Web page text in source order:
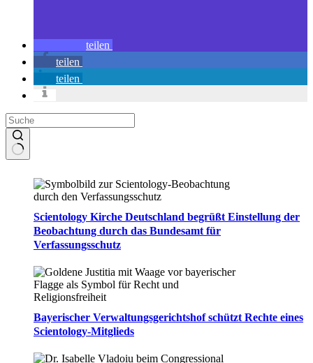
teilen
teilen
teilen
Ergebnisse
Scientology Kirche Deutschland begrüßt Einstellung der
Beobachtung durch das Bundesamt für
Verfassungsschutz
Bayerischer Verwaltungsgerichtshof schützt Rechte eines
Scientology-Mitglieds